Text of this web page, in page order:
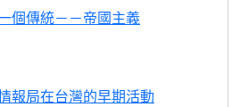
個傳統－－帝國主義
報局在台灣的早期活動